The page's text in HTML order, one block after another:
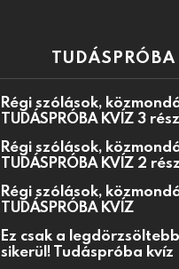
TUDÁSPRÓBA
Régi szólások,
TUDÁSPRÓBA KVÍZ 3 rész
Régi szólások,
TUDÁSPRÓBA KVÍZ 2 rész
Régi szólások,
TUDÁSPRÓBA KVÍZ
Ez csak a
sikerül! Tudáspróba kvíz